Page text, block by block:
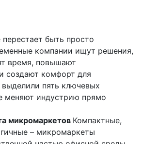
быть просто
компании ищут решения,
время, повышают
создают комфорт для
пять ключевых
меняют индустрию прямо
микромаркетов Компактные,
– микромаркеты